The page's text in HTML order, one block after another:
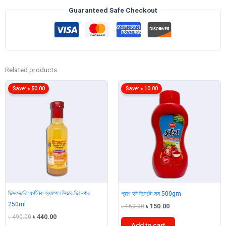
Guaranteed Safe Checkout
Related products
ডিসকভারি অর্গানিক অ্যাপেল সিডার ভিনেগার
250ml
৳490.00 Original
৳ 440.00Current
Save: ৳ 50.00
প্রাণ হট টমেটো সস 500gm
৳160.00 Original
was:
৳ 150.00Current
Save: ৳ 10.00